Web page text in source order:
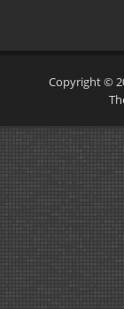
Copyright ©